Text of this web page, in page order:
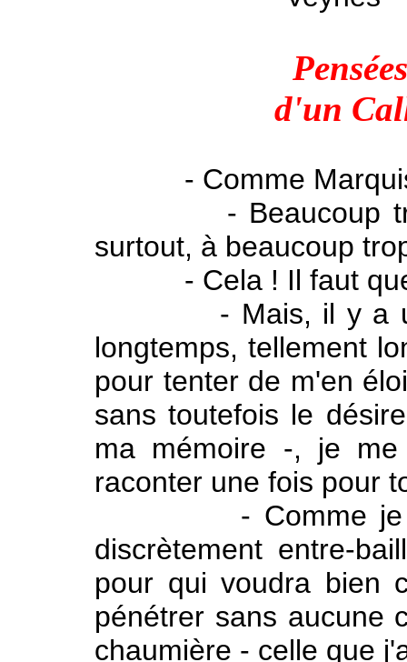
d'un
- Comme Marquis,
- Beaucoup trop,
surtout, à beaucoup
- Cela ! Il faut que
- Mais, il y a un
longtemps, tellement
pour tenter de m'en
sans toutefois le
ma mémoire -, je
raconter une fois pour
- Comme je n'ai
discrètement entre-
pour qui voudra bien
pénétrer sans aucune
chaumière - celle que